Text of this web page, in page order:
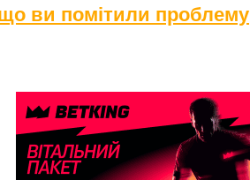
ви помітили проблему